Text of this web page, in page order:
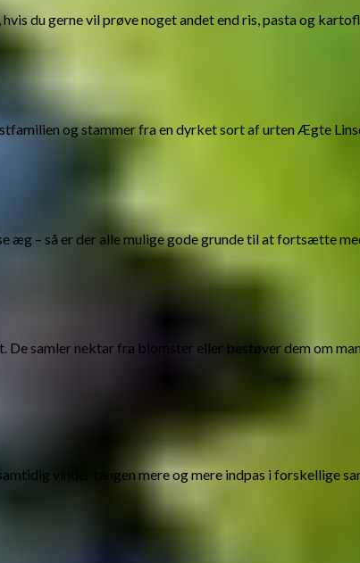
du gerne vil prøve noget andet end ris, pasta og
og stammer fra en dyrket sort af urten Ægte
æg – så er der alle mulige gode grunde til at fortsætte
samler nektar fra blomster eller bestøver dem om
vinder tangen mere og mere indpas i forskellige